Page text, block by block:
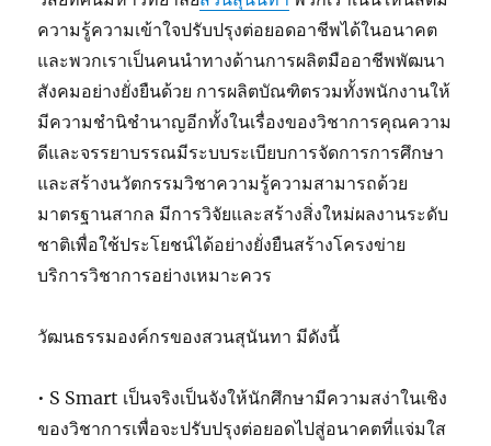
ความรู้ความเข้าใจปรับปรุงต่อยอดอาชีพได้ในอนาคต
และพวกเราเป็นคนนำทางด้านการผลิตมืออาชีพพัฒนา
สังคมอย่างยั่งยืนด้วย การผลิตบัณฑิตรวมทั้งพนักงานให้
มีความชำนิชำนาญอีกทั้งในเรื่องของวิชาการคุณความ
ดีและจรรยาบรรณมีระบบระเบียบการจัดการการศึกษา
และสร้างนวัตกรรมวิชาความรู้ความสามารถด้วย
มาตรฐานสากล มีการวิจัยและสร้างสิ่งใหม่ผลงานระดับ
ชาติเพื่อใช้ประโยชน์ได้อย่างยั่งยืนสร้างโครงข่าย
บริการวิชาการอย่างเหมาะควร
วัฒนธรรมองค์กรของสวนสุนันทา มีดังนี้
• S Smart เป็นจริงเป็นจังให้นักศึกษามีความสง่าในเชิง
ของวิชาการเพื่อจะปรับปรุงต่อยอดไปสู่อนาคตที่แจ่มใส